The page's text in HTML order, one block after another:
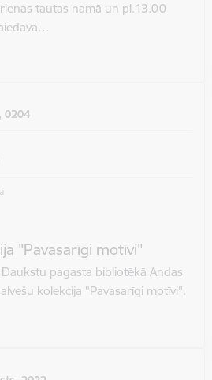
tautas namā un pl.13.00
0204
"Pavasarīgi motīvi"
pagasta bibliotēkā Andas
kolekcija "Pavasarīgi motīvi".